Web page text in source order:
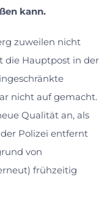
kann.
zuweilen nicht
die Hauptpost in der
nicht auf gemacht.
Qualität an, als
Polizei entfernt
von
frühzeitig